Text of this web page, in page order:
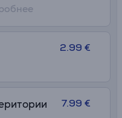
2.99 €
7.99 €